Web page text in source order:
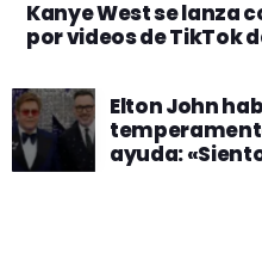
Kanye West se lanza
por videos de TikTok
Elton John
ayuda: